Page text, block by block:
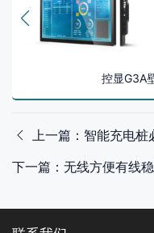
控显G3A
上一篇：智能充电桩必备